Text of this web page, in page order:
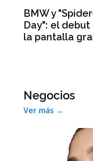
BMW y
Day": el debut
la pantalla
Negocios
Ver más →